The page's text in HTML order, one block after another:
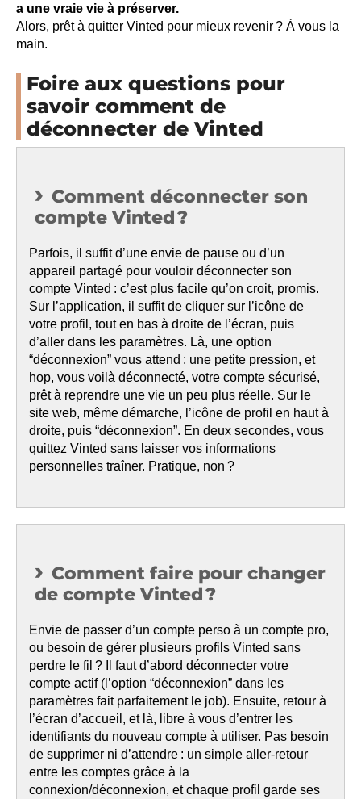
a une vraie vie à préserver.
Alors, prêt à quitter Vinted pour mieux revenir ? À vous la
main.
Foire aux questions pour
savoir comment de
déconnecter de Vinted
Comment déconnecter son
compte Vinted ?
Parfois, il suffit d’une envie de pause ou d’un
appareil partagé pour vouloir déconnecter son
compte Vinted : c’est plus facile qu’on croit, promis.
Sur l’application, il suffit de cliquer sur l’icône de
votre profil, tout en bas à droite de l’écran, puis
d’aller dans les paramètres. Là, une option
“déconnexion” vous attend : une petite pression, et
hop, vous voilà déconnecté, votre compte sécurisé,
prêt à reprendre une vie un peu plus réelle. Sur le
site web, même démarche, l’icône de profil en haut à
droite, puis “déconnexion”. En deux secondes, vous
quittez Vinted sans laisser vos informations
personnelles traîner. Pratique, non ?
Comment faire pour changer
de compte Vinted ?
Envie de passer d’un compte perso à un compte pro,
ou besoin de gérer plusieurs profils Vinted sans
perdre le fil ? Il faut d’abord déconnecter votre
compte actif (l’option “déconnexion” dans les
paramètres fait parfaitement le job). Ensuite, retour à
l’écran d’accueil, et là, libre à vous d’entrer les
identifiants du nouveau compte à utiliser. Pas besoin
de supprimer ni d’attendre : un simple aller-retour
entre les comptes grâce à la
connexion/déconnexion, et chaque profil garde ses